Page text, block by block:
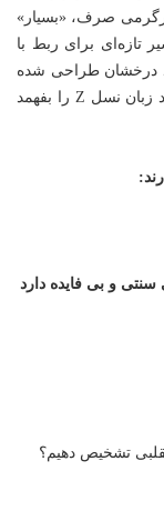
صرف، «بسیار»
تازه‌ای برای ربط با
درخشان طراحی شده
و هدفش تنها سرگرم کردن نیست؛ بلکه می‌خواهد زبان نسل Z را بفهمد
و بی فایده دارد
تشخیص دهیم؟